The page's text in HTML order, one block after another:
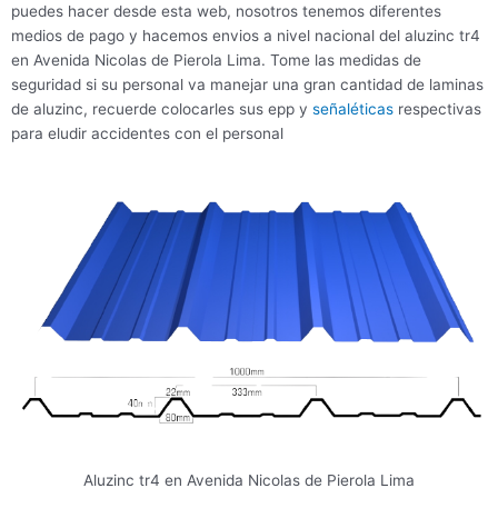
puedes hacer desde esta web, nosotros tenemos diferentes
medios de pago y hacemos envios a nivel nacional del aluzinc tr4
en Avenida Nicolas de Pierola Lima. Tome las medidas de
seguridad si su personal va manejar una gran cantidad de laminas
de aluzinc, recuerde colocarles sus epp y señaléticas respectivas
para eludir accidentes con el personal
Aluzinc tr4 en Avenida Nicolas de Pierola Lima